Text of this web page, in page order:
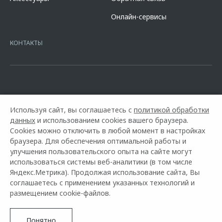
Кредит предоставляет АО Альфа-Банк. ИНН
16.01.2015. Предложение ограничено и не является публичной
Онлайн-сервисы
КОНТАКТЫ
Горячая линия OMODA: +7 (3012) 37-44-44.
© 2026 БАЙКАЛ МОТОРС
Используя сайт, вы соглашаетесь с политикой обработки
данных и использованием cookies вашего браузера.
Cookies можно отключить в любой момент в настройках
браузера. Для обеспечения оптимальной работы и
улучшения пользовательского опыта на сайте могут
использоваться системы веб-аналитики (в том числе
Яндекс.Метрика). Продолжая использование сайта, Вы
соглашаетесь с применением указанных технологий и
размещением cookie-файлов.